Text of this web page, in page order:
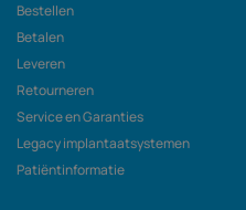
Bestellen
Betalen
Leveren
Retourneren
Service en Garanties
Legacy implantaatsystemen
Patiëntinformatie